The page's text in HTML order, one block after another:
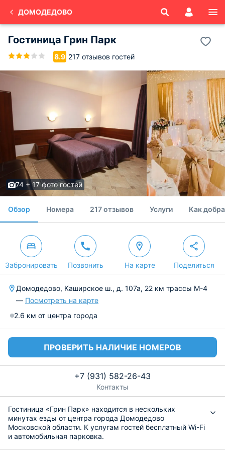
ДОМОДЕДОВО
Гостиница Грин Парк
8.9 217 отзывов гостей
74 + 17 фото гостей
Обзор Номера 217 отзывов Услуги Как
Забронировать Позвонить На карте Поделиться
Домодедово, Каширское ш., д. 107а, 22 км трассы М-4
— Посмотреть на карте
2.6 км от центра города
ПРОВЕРИТЬ НАЛИЧИЕ НОМЕРОВ
+7 (931) 582-26-43
Контакты
Гостиница «Грин Парк» находится в нескольких
минутах езды от центра города Домодедово
Московской области. К услугам гостей бесплатный Wi-Fi
и автомобильная парковка.